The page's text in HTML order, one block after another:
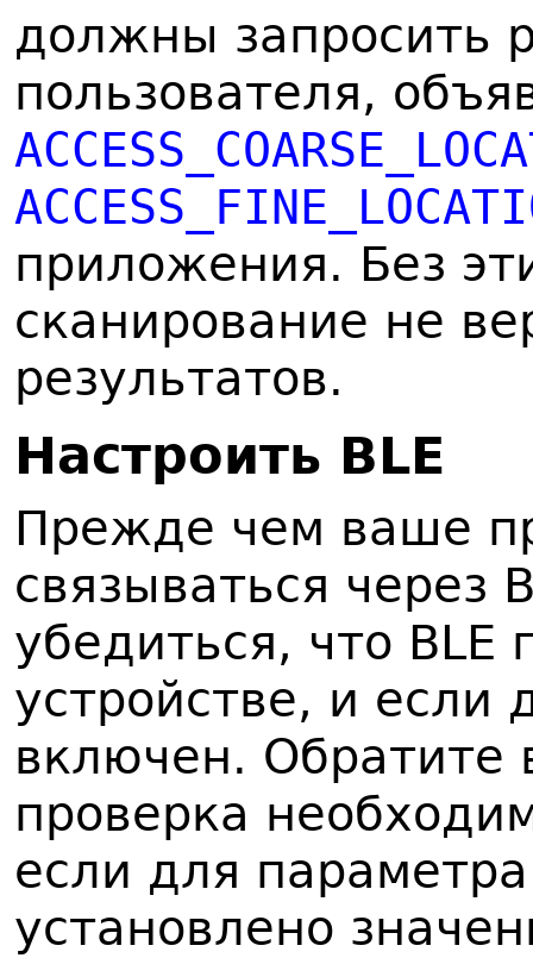
должны запросить
пользователя,
приложения. Без
сканирование не
результатов.
Настроить BLE
Прежде чем ваше
связываться через
убедиться, что
устройстве, и если
включен. Обратите
проверка
если для
установлено